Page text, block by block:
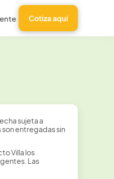
Cotiza aquí
sujeta a
son entregadas sin
Villa los
Las